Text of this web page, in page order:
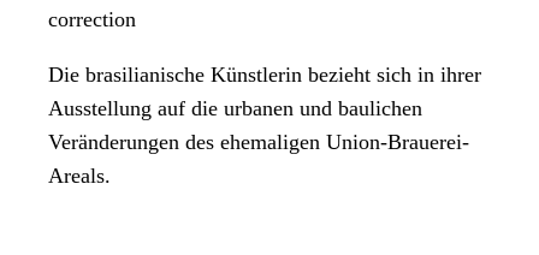
correction
Die brasilianische Künstlerin bezieht sich in ihrer
Ausstellung auf die urbanen und baulichen
Veränderungen des ehemaligen Union-Brauerei-
Areals.